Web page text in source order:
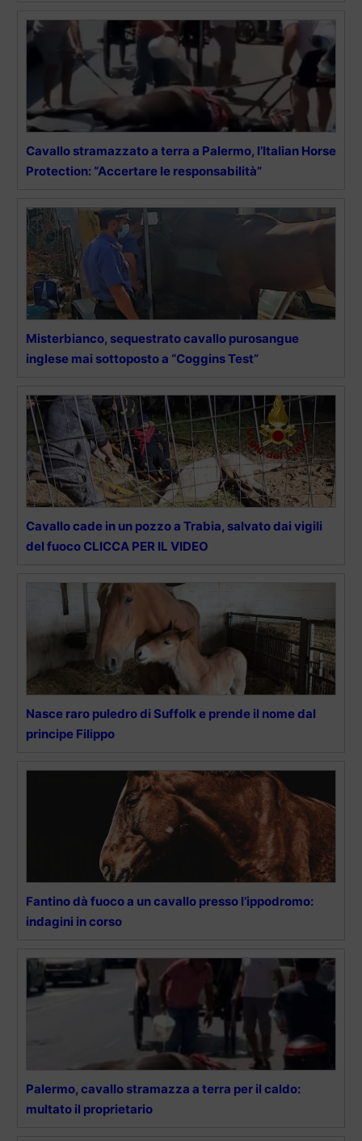
Cavallo stramazzato a terra a Palermo, l’Italian Horse
Protection: “Accertare le responsabilità”
Misterbianco, sequestrato cavallo purosangue
inglese mai sottoposto a “Coggins Test”
Cavallo cade in un pozzo a Trabia, salvato dai vigili
del fuoco CLICCA PER IL VIDEO
Nasce raro puledro di Suffolk e prende il nome dal
principe Filippo
Fantino dà fuoco a un cavallo presso l’ippodromo:
indagini in corso
Palermo, cavallo stramazza a terra per il caldo:
multato il proprietario